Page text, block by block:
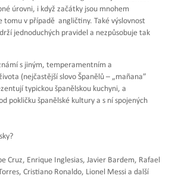
úrovni, i když začátky jsou mnohem
tomu v případě angličtiny. Také výslovnost
jednoduchých pravidel a nezpůsobuje tak
s jiným, temperamentním a
(nejčastější slovo Španělů – „mañana”
typickou španělskou kuchyni, a
pokličku španělské kultury a s ní spojených
Cruz, Enrique Inglesias, Javier Bardem, Rafael
Cristiano Ronaldo, Lionel Messi a další